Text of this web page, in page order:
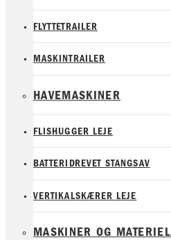
FLYTTETRAILER
MASKINTRAILER
HAVEMASKINER
FLISHUGGER LEJE
BATTERIDREVET STANGSAV
VERTIKALSKÆRER LEJE
MASKINER OG MATERIEL